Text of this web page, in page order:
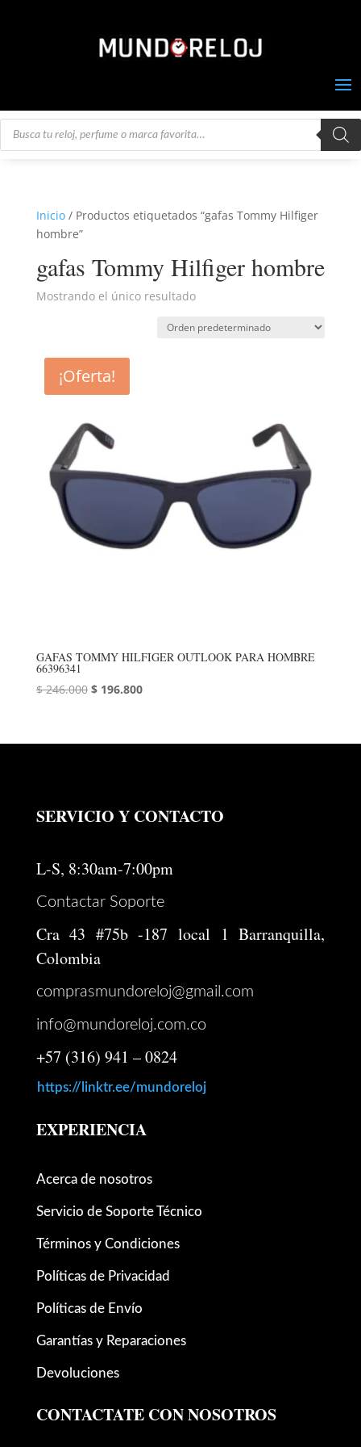
Búsqueda
Inicio/ Productos etiquetados “gafas Tommy Hilfiger
hombre”
gafas Tommy Hilfiger hombre
Mostrando el único resultado
¡Oferta!
GAFAS TOMMY HILFIGER OUTLOOK PARA HOMBRE
66396341
$246.000 El
era:
$196.800El
es:
SERVICIO Y CONTACTO
L-S, 8:30am-7:00pm
Contactar Soporte
Cra 43 #75b -187 local 1 Barranquilla,
Colombia
comprasmundoreloj@gmail.com
info@mundoreloj.com.co
+57 (316) 941 – 0824
https://linktr.ee/mundoreloj
EXPERIENCIA
Acerca de nosotros
Servicio de Soporte Técnico
Términos y Condiciones
Políticas de Privacidad
Políticas de Envío
Garantías y Reparaciones
Devoluciones
CONTACTATE CON NOSOTROS